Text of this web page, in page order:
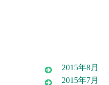
2015年8月
2015年7月